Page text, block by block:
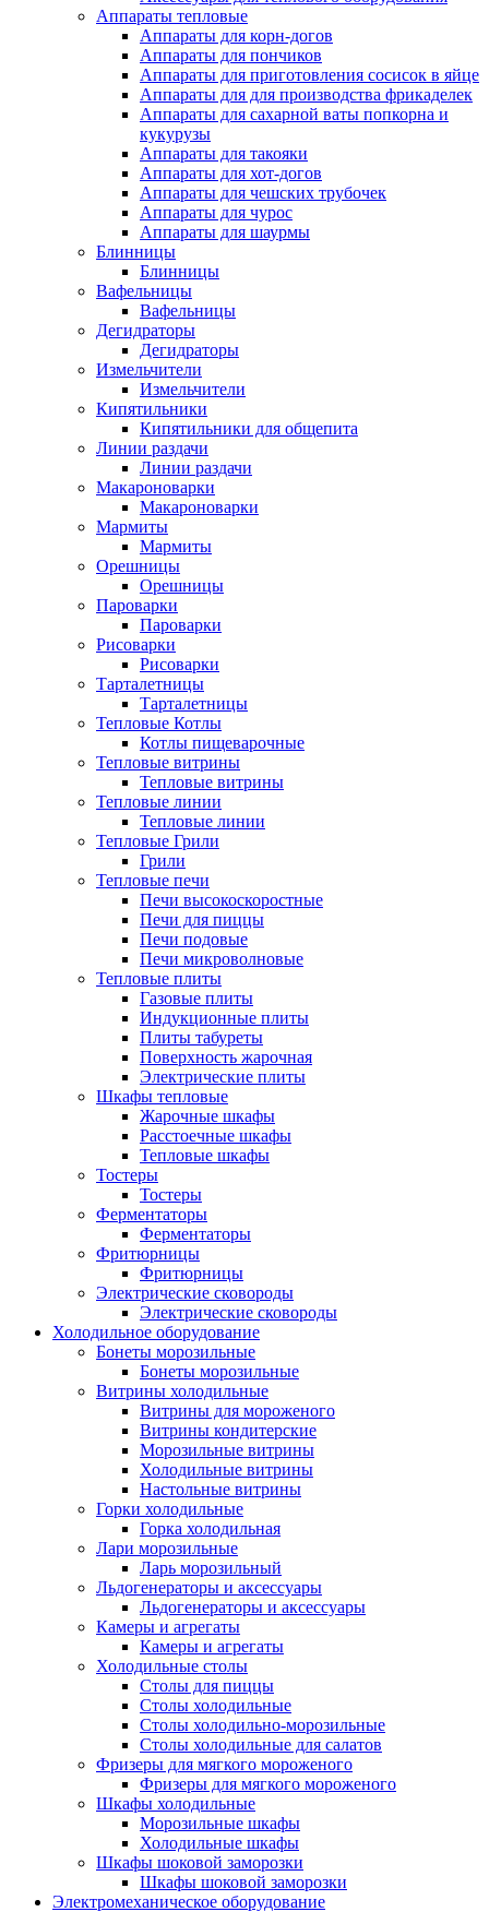
Аппараты тепловые
Аппараты для корн-догов
Аппараты для пончиков
Аппараты для приготовления сосисок в яйце
Аппараты для для производства фрикаделек
Аппараты для сахарной ваты попкорна и
кукурузы
Аппараты для такояки
Аппараты для хот-догов
Аппараты для чешских трубочек
Аппараты для чурос
Аппараты для шаурмы
Блинницы
Блинницы
Вафельницы
Вафельницы
Дегидраторы
Дегидраторы
Измельчители
Измельчители
Кипятильники
Кипятильники для общепита
Линии раздачи
Линии раздачи
Макароноварки
Макароноварки
Мармиты
Мармиты
Орешницы
Орешницы
Пароварки
Пароварки
Рисоварки
Рисоварки
Тарталетницы
Тарталетницы
Тепловые Котлы
Котлы пищеварочные
Тепловые витрины
Тепловые витрины
Тепловые линии
Тепловые линии
Тепловые Грили
Грили
Тепловые печи
Печи высокоскоростные
Печи для пиццы
Печи подовые
Печи микроволновые
Тепловые плиты
Газовые плиты
Индукционные плиты
Плиты табуреты
Поверхность жарочная
Электрические плиты
Шкафы тепловые
Жарочные шкафы
Расстоечные шкафы
Тепловые шкафы
Тостеры
Тостеры
Ферментаторы
Ферментаторы
Фритюрницы
Фритюрницы
Электрические сковороды
Электрические сковороды
Холодильное оборудование
Бонеты морозильные
Бонеты морозильные
Витрины холодильные
Витрины для мороженого
Витрины кондитерские
Морозильные витрины
Холодильные витрины
Настольные витрины
Горки холодильные
Горка холодильная
Лари морозильные
Ларь морозильный
Льдогенераторы и аксессуары
Льдогенераторы и аксессуары
Камеры и агрегаты
Камеры и агрегаты
Холодильные столы
Столы для пиццы
Столы холодильные
Столы холодильно-морозильные
Столы холодильные для салатов
Фризеры для мягкого мороженого
Фризеры для мягкого мороженого
Шкафы холодильные
Mорозильные шкафы
Холодильные шкафы
Шкафы шоковой заморозки
Шкафы шоковой заморозки
Электромеханическое оборудование